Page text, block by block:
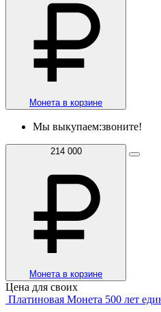
Монета в корзине
Мы выкупаем:звоните!
214 000
Монета в корзине
Цена для своих
Платиновая Монета 500 лет